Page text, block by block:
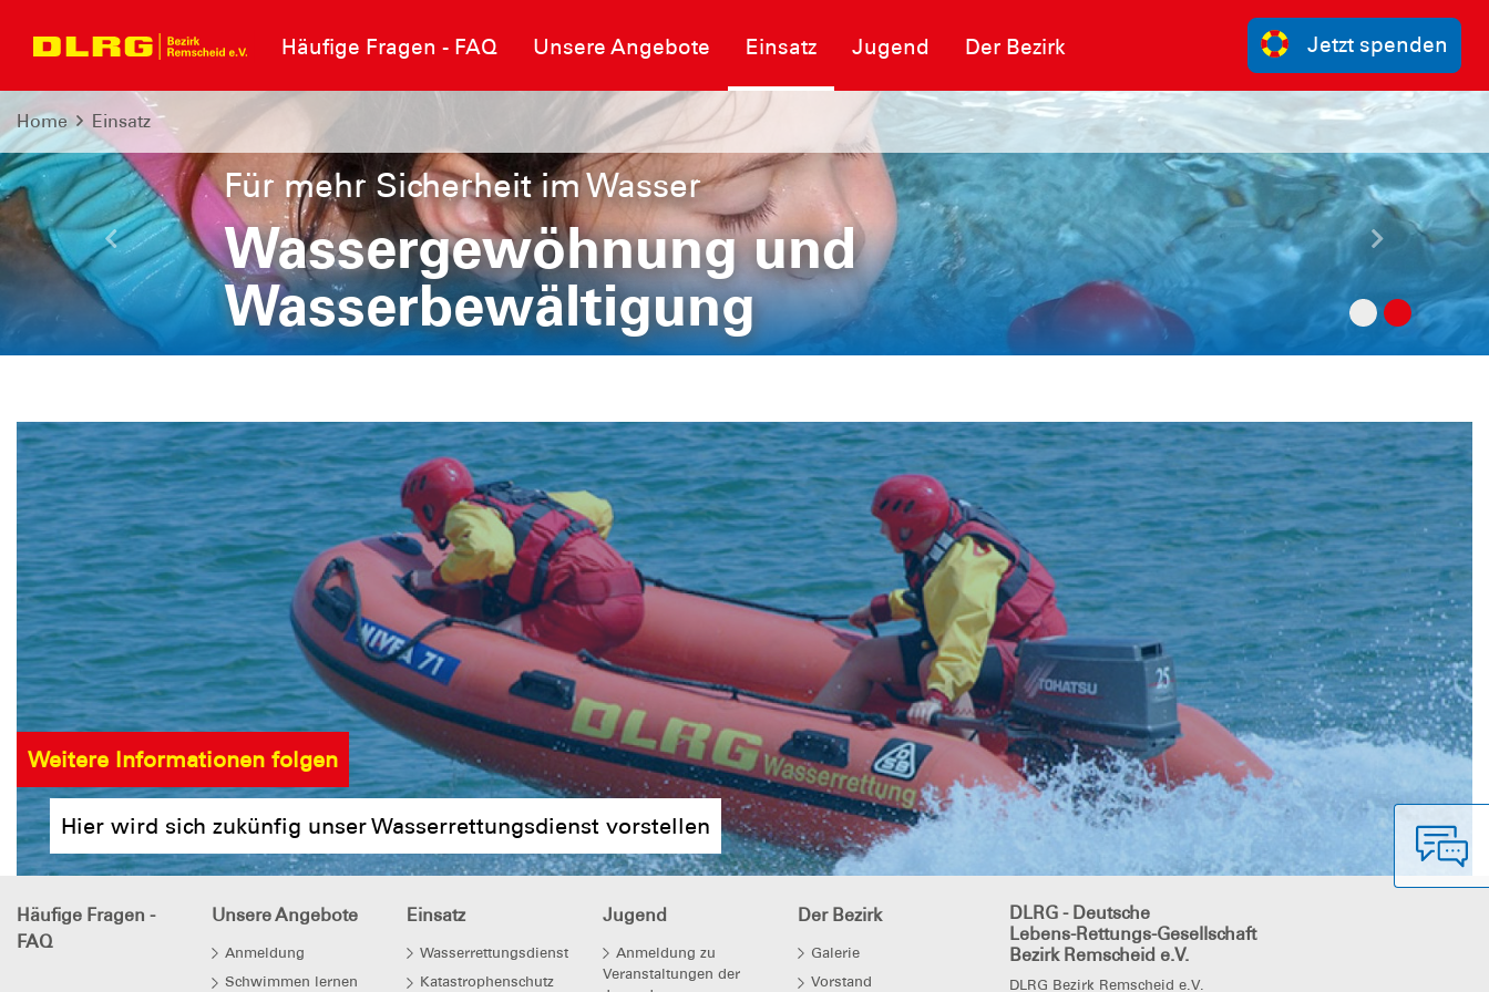
Häufige Fragen - FAQ Unsere Angebote Einsatz Jugend Der Bezirk Jetzt spenden
Home Einsatz
Für mehr Sicherheit im Wasser
Wassergewöhnung und
Wasserbewältigung
Letzte Nächste
Weitere Informationen folgen
Hier wird sich zukünfig unser Wasserrettungsdienst vorstellen
Häufige Fragen -
FAQ
Unsere Angebote
Anmeldung
Schwimmen lernen
Einsatz
Wasserrettungsdienst
Katastrophenschutz
Jugend
Anmeldung zu
Veranstaltungen der
Der Bezirk
Galerie
Vorstand
DLRG - Deutsche
Lebens-Rettungs-Gesellschaft
Bezirk Remscheid e.V.
DLRG Bezirk Remscheid e.V.